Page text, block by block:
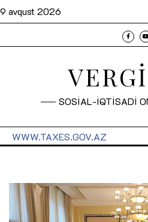
9 avqust 2026
SOSİAL-İQTİSADİ
WWW.TAXES.GOV.AZ